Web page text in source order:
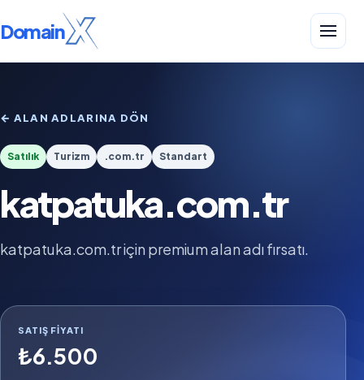
Domain
← ALAN ADLARINA DÖN
Satılık Turizm .com.tr Standart
katpatuka.com.tr
katpatuka.com.tr için premium alan adı fırsatı.
SATIŞ FIYATI
₺6.500